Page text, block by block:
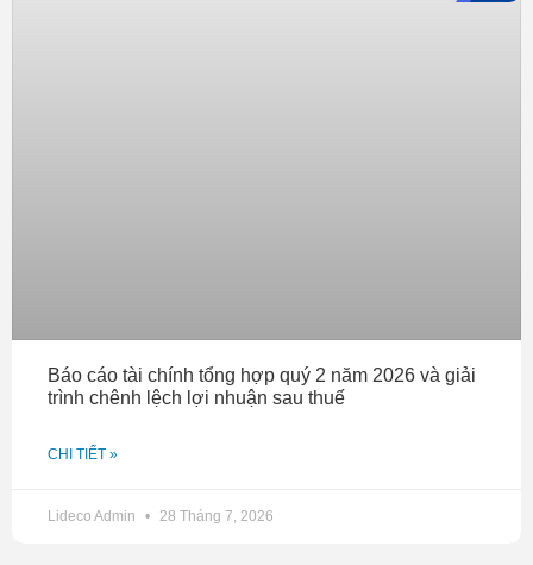
Báo cáo tài chính tổng hợp quý 2 năm 2026 và giải
trình chênh lệch lợi nhuận sau thuế
CHI TIẾT »
Lideco Admin 28 Tháng 7, 2026